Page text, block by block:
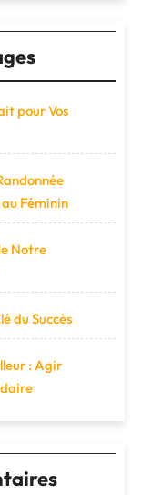
pour Vos
Féminin
Notre
du Succès
: Agir